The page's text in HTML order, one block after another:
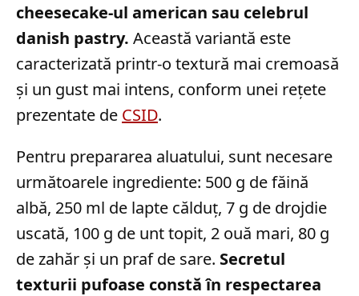
cheesecake-ul american sau celebrul
danish pastry. Această variantă este
caracterizată printr-o textură mai cremoasă
și un gust mai intens, conform unei rețete
prezentate de CSID.
Pentru prepararea aluatului, sunt necesare
următoarele ingrediente: 500 g de făină
albă, 250 ml de lapte călduț, 7 g de drojdie
uscată, 100 g de unt topit, 2 ouă mari, 80 g
de zahăr și un praf de sare. Secretul
texturii pufoase constă în respectarea